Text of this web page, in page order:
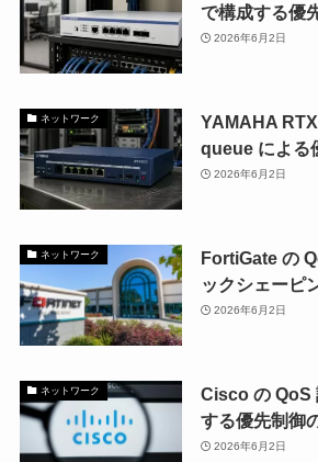
で構成する優
2026年6月2日
ネットワーク
YAMAHA
queue による
2026年6月2日
ネットワーク
FortiGate の
ックシェーピ
2026年6月2日
ネットワーク
Cisco の QoS
する優先制御
2026年6月2日